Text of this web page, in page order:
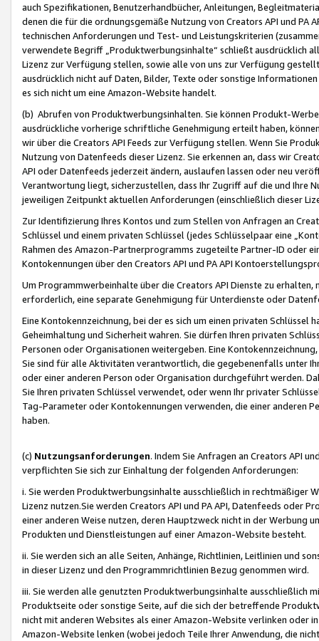
auch Spezifikationen, Benutzerhandbücher, Anleitungen,
denen die für die ordnungsgemäße Nutzung von Creators API und PA
technischen Anforderungen und Test- und Leistungskriterien
verwendete Begriff „Produktwerbungsinhalte“ schließt ausdrücklich
Lizenz zur Verfügung stellen, sowie alle von uns zur Verfügung
ausdrücklich nicht auf Daten, Bilder, Texte oder sonstige
es sich nicht um eine Amazon-Website handelt.
(b) Abrufen von Produktwerbungsinhalten. Sie können Produkt-
ausdrückliche vorherige schriftliche Genehmigung erteilt haben,
wir über die Creators API Feeds zur Verfügung stellen. Wenn Sie
Nutzung von Datenfeeds dieser Lizenz. Sie erkennen an, dass wir
API oder Datenfeeds jederzeit ändern, auslaufen lassen oder neu
Verantwortung liegt, sicherzustellen, dass Ihr Zugriff auf die und Ihre
jeweiligen Zeitpunkt aktuellen Anforderungen (einschließlich dieser
Zur Identifizierung Ihres Kontos und zum Stellen von Anfragen an
Schlüssel und einem privaten Schlüssel (jedes Schlüsselpaar eine
Rahmen des Amazon-Partnerprogramms zugeteilte Partner-ID oder
Kontokennungen über den Creators API und PA API
Um Programmwerbeinhalte über die Creators API Dienste zu
erforderlich, eine separate Genehmigung für Unterdienste oder
Eine Kontokennzeichnung, bei der es sich um einen privaten
Geheimhaltung und Sicherheit wahren. Sie dürfen Ihren privaten
Personen oder Organisationen weitergeben. Eine
Sie sind für alle Aktivitäten verantwortlich, die gegebenenfalls unter
oder einer anderen Person oder Organisation durchgeführt werden.
Sie Ihren privaten Schlüssel verwendet, oder wenn Ihr privater
Tag-Parameter oder Kontokennungen verwenden, die einer anderen
haben.
(c) Nutzungsanforderungen. Indem Sie Anfragen an Creators API
verpflichten Sie sich zur Einhaltung der folgenden Anforderungen:
i. Sie werden Produktwerbungsinhalte ausschließlich in rechtmäßiger
Lizenz nutzen.Sie werden Creators API und PA API, Datenfeeds oder
einer anderen Weise nutzen, deren Hauptzweck nicht in der Werbung
Produkten und Dienstleistungen auf einer Amazon-Website besteht.
ii. Sie werden sich an alle Seiten, Anhänge, Richtlinien, Leitlinien und
in dieser Lizenz und den Programmrichtlinien Bezug genommen wird.
iii. Sie werden alle genutzten Produktwerbungsinhalte ausschließlich
Produktseite oder sonstige Seite, auf die sich der betreffende
nicht mit anderen Websites als einer Amazon-Website verlinken oder
Amazon-Website lenken (wobei jedoch Teile Ihrer Anwendung, die